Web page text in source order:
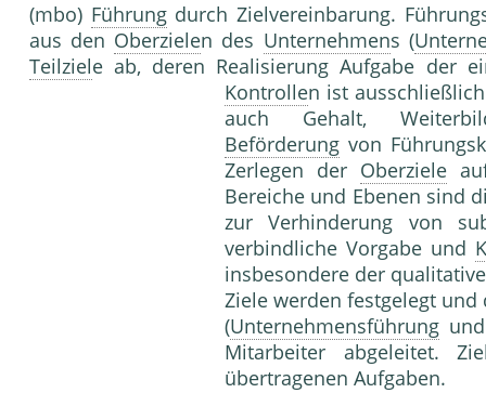
(mbo) Führungdurch Zielvereinbarung.
aus den Oberzielen des Unternehmens (
Teilziele ab, deren Realisierung Aufgabe der
Kontrollen ist
auch Gehalt,
Beförderung von
Zerlegen der Oberziele
Bereiche und Ebenen sind
zur Verhinderung von
verbindliche Vorgabe und
insbesondere der
Ziele werden festgelegt
(Unternehmensführung
Mitarbeiter abgeleitet.
übertragenen Aufgaben.